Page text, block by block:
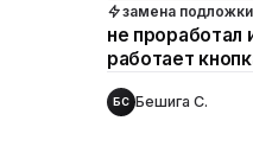
замена подложки
не проработал
работает
БС Бешига С.